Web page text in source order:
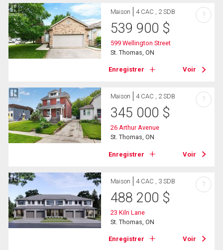
Maison 4 CAC , 2 SDB
539 900 $
599 Wellington Street
St. Thomas, ON
Enregistrer Voir
?
Maison 4 CAC , 2 SDB
345 000 $
26 Arthur Avenue
St. Thomas, ON
Enregistrer Voir
?
Maison 4 CAC , 3 SDB
488 200 $
23 Kiln Lane
St. Thomas, ON
Enregistrer Voir
?